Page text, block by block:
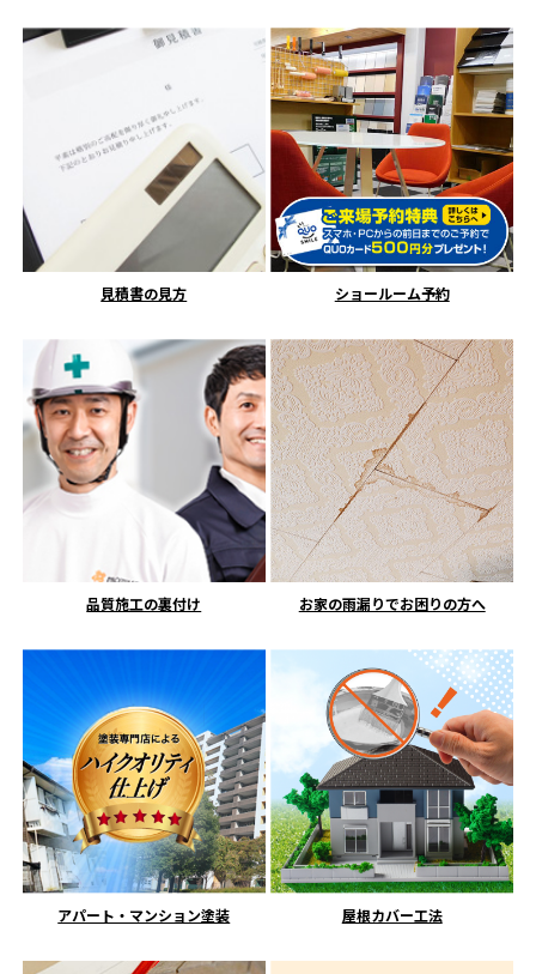
見積書の見方 ショールーム予約
品質施工の裏付け お家の雨漏りでお困りの方へ
アパート・マンション塗装 屋根カバー工法